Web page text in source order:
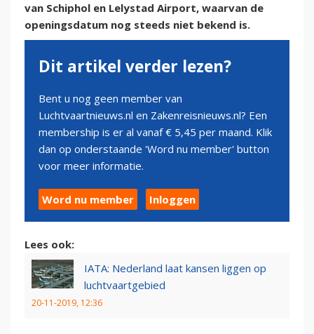
van Schiphol en Lelystad Airport, waarvan de
openingsdatum nog steeds niet bekend is.
Dit artikel verder lezen?
Bent u nog geen member van
Luchtvaartnieuws.nl en Zakenreisnieuws.nl? Een
membership is er al vanaf € 5,45 per maand. Klik
dan op onderstaande 'Word nu member' button
voor meer informatie.
Word nu member Inloggen
Lees ook:
IATA: Nederland laat kansen liggen op
luchtvaartgebied
20-11-2019, 12:36